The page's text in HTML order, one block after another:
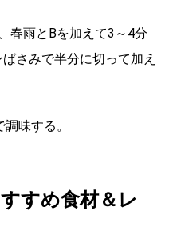
雨とBを加えて3～4分
さみで半分に切って加え
味する。
すめ食材＆レ